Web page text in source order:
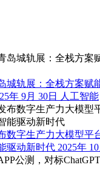
城轨展：全栈方案赋
年 9月 30日 人工智能
数字生产力大模型平
驱动新时代 2025年